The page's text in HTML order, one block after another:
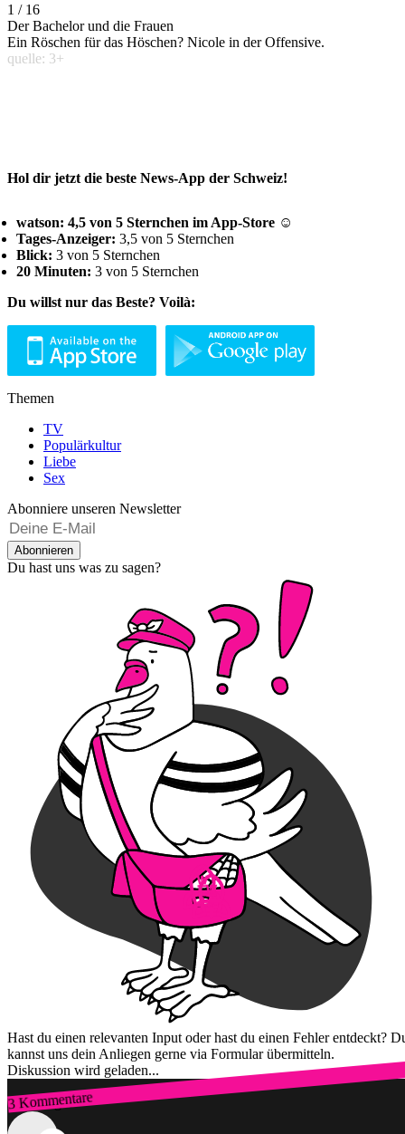
1 / 16
Der Bachelor und die Frauen
Ein Röschen für das Höschen? Nicole in der Offensive.
quelle: 3+
Hol dir jetzt die beste News-App der Schweiz!
watson: 4,5 von 5 Sternchen im App-Store ☺
Tages-Anzeiger: 3,5 von 5 Sternchen
Blick: 3 von 5 Sternchen
20 Minuten: 3 von 5 Sternchen
Du willst nur das Beste? Voilà:
Themen
TV
Populärkultur
Liebe
Sex
Abonniere unseren Newsletter
Abonnieren
Du hast uns was zu sagen?
Hast du einen relevanten Input oder hast du einen Fehler entdeckt?
kannst uns dein Anliegen gerne via Formular übermitteln.
Diskussion wird geladen...
3 Kommentare
Zum Login